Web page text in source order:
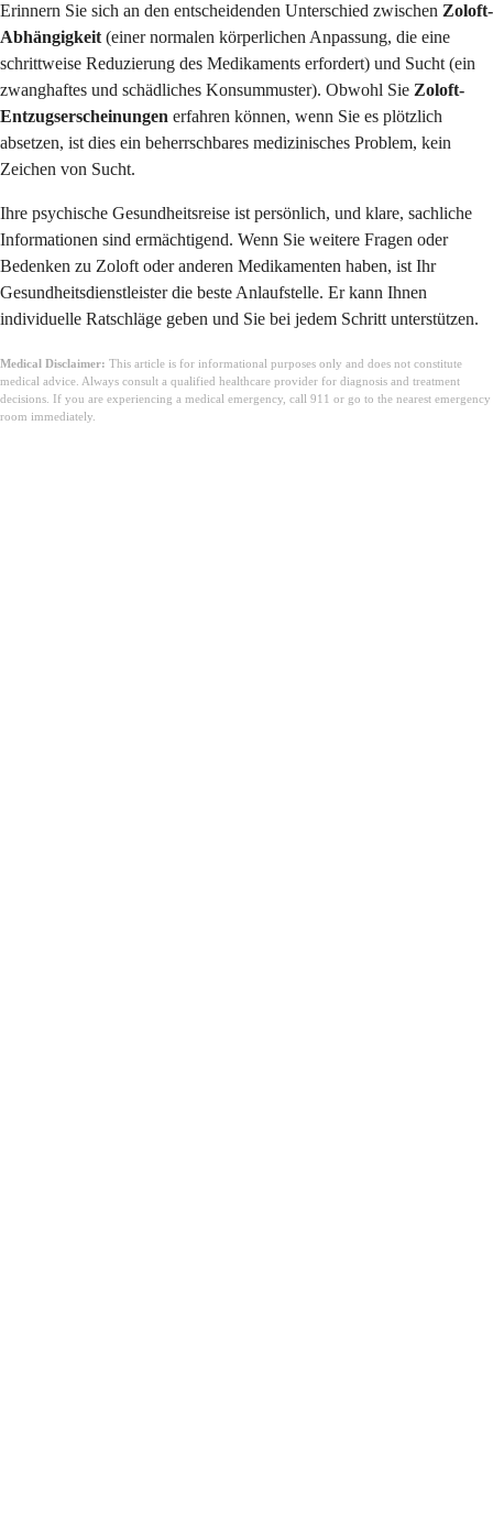
Erinnern Sie sich an den entscheidenden Unterschied zwischen Zoloft-
Abhängigkeit (einer normalen körperlichen Anpassung, die eine
schrittweise Reduzierung des Medikaments erfordert) und Sucht (ein
zwanghaftes und schädliches Konsummuster). Obwohl Sie Zoloft-
Entzugserscheinungen erfahren können, wenn Sie es plötzlich
absetzen, ist dies ein beherrschbares medizinisches Problem, kein
Zeichen von Sucht.
Ihre psychische Gesundheitsreise ist persönlich, und klare, sachliche
Informationen sind ermächtigend. Wenn Sie weitere Fragen oder
Bedenken zu Zoloft oder anderen Medikamenten haben, ist Ihr
Gesundheitsdienstleister die beste Anlaufstelle. Er kann Ihnen
individuelle Ratschläge geben und Sie bei jedem Schritt unterstützen.
Medical Disclaimer: This article is for informational purposes only and does not constitute
medical advice. Always consult a qualified healthcare provider for diagnosis and treatment
decisions. If you are experiencing a medical emergency, call 911 or go to the nearest emergency
room immediately.